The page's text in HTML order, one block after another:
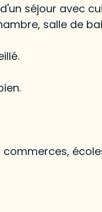
séjour avec
salle de